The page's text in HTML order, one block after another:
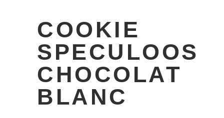
COOKIE
SPECULOOS
CHOCOLAT
BLANC